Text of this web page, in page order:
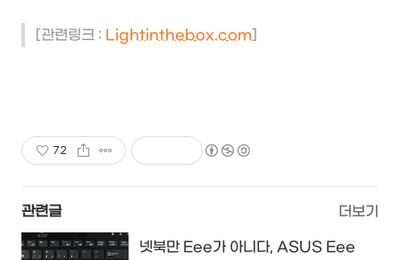
[관련링크 : Lightinthebox.com]
72
관련글 더보기
넷북만 Eee가 아니다, ASUS Eee